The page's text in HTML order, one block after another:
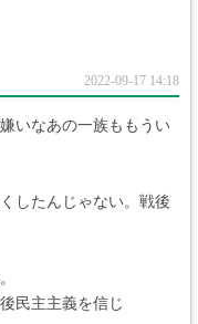
2022-09-17 14:18
いなあの一族ももうい
したんじゃない。戦後
民主主義を信じ